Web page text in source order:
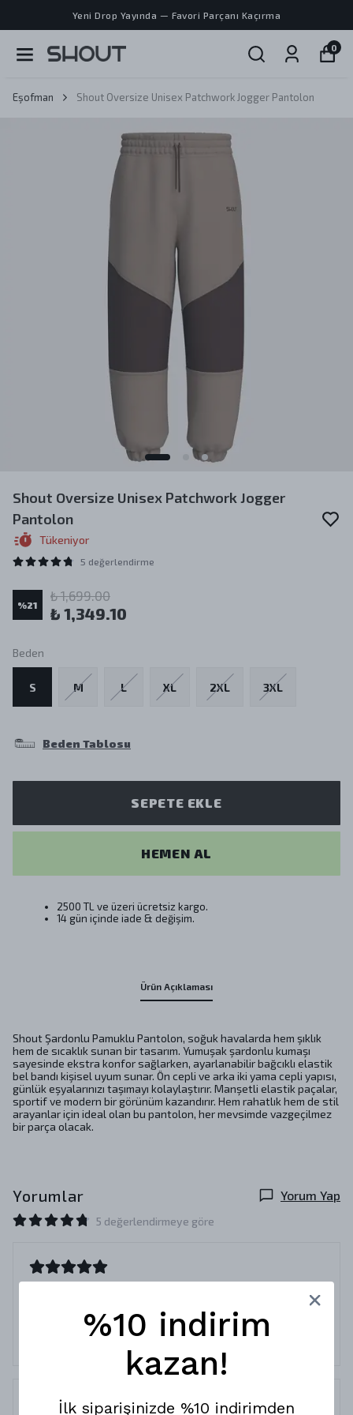
Yeni Drop Yayında — Favori Parçanı Kaçırma
0
Eşofman Shout Oversize Unisex Patchwork Jogger Pantolon
Shout Oversize Unisex Patchwork Jogger
Pantolon
Tükeniyor
5 değerlendirme
%21
₺ 1,699.00
₺ 1,349.10
Beden
S M L XL 2XL 3XL
Beden Tablosu
SEPETE EKLE
HEMEN AL
2500 TL ve üzeri ücretsiz kargo.
14 gün içinde iade & değişim.
Ürün Açıklaması
Shout Şardonlu Pamuklu Pantolon, soğuk havalarda hem şıklık
hem de sıcaklık sunan bir tasarım. Yumuşak şardonlu kumaşı
sayesinde ekstra konfor sağlarken, ayarlanabilir bağcıklı elastik
bel bandı kişisel uyum sunar. Ön cepli ve arka iki yama cepli yapısı,
günlük eşyalarınızı taşımayı kolaylaştırır. Manşetli elastik paçalar,
sportif ve modern bir görünüm kazandırır. Hem rahatlık hem de stil
arayanlar için ideal olan bu pantolon, her mevsimde vazgeçilmez
bir parça olacak.
Yorumlar Yorum Yap
5 değerlendirmeye göre
%10 indirim
kazan!
İlk siparişinizde %10 indirimden